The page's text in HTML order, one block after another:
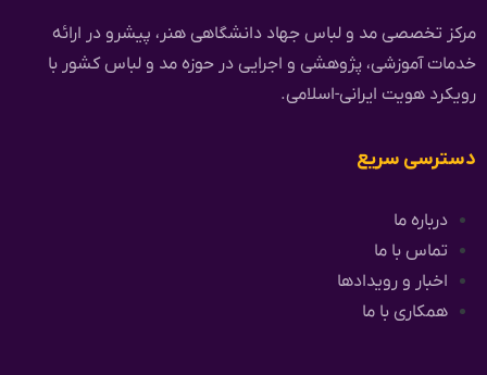
مرکز تخصصی مد و لباس جهاد دانشگاهی هنر، پیشرو در ارائه
خدمات آموزشی، پژوهشی و اجرایی در حوزه مد و لباس کشور با
رویکرد هویت ایرانی-اسلامی.
دسترسی سریع
درباره ما
تماس با ما
اخبار و رویدادها
همکاری با ما